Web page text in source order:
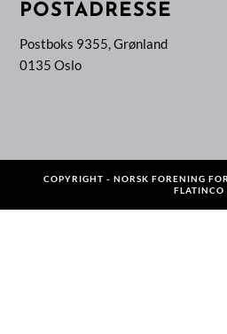
POSTADRESSE
Postboks 9355, Grønland
0135 Oslo
COPYRIGHT - NORSK FORENING
FLATINCO